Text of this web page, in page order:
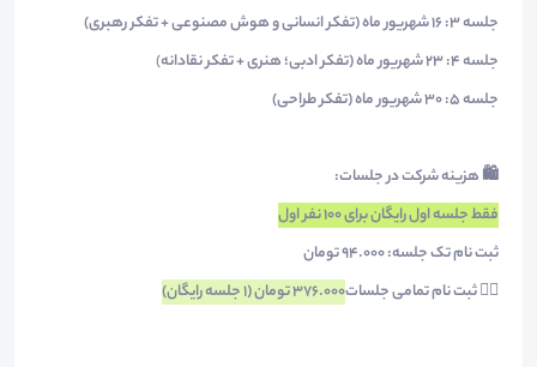
جلسه 3: 16 شهریور ماه (تفکر انسانی و هوش مصنوعی + تفکر رهبری)
جلسه 4: 23 شهریور ماه (تفکر ادبی؛ هنری + تفکر نقادانه
)
جلسه 5: 30 شهریور ماه (تفکر طراحی)
🛍 هزینه شرکت در جلسات:
فقط جلسه اول رایگان برای 100 نفر اول
ثبت نام تک جلسه: ۹۴.۰۰۰ تومان
👈🏻 ثبت نام تمامی جلسات۳۷۶.۰۰۰ تومان (1 جلسه رایگان)